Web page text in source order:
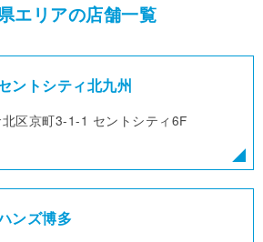
エリアの店舗一覧
ントシティ北九州
区京町3-1-1 セントシティ6F
ンズ博多